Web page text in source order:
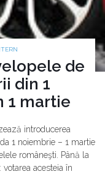
de
din 1
1 martie
introducerea
1 noiembrie – 1 martie
româneşti. Până la
acesteia în